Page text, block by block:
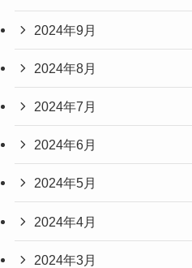
2024年9月
2024年8月
2024年7月
2024年6月
2024年5月
2024年4月
2024年3月